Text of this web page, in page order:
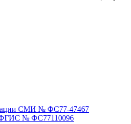
СМИ № ФС77-47467
ФГИС № ФС77110096